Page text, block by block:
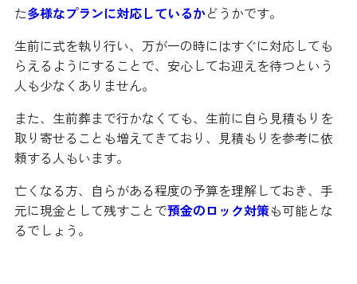
た多様なプランに対応しているかどうかです。
生前に式を執り行い、万が一の時にはすぐに対応しても
らえるようにすることで、安心してお迎えを待つという
人も少なくありません。
また、生前葬まで行かなくても、生前に自ら見積もりを
取り寄せることも増えてきており、見積もりを参考に依
頼する人もいます。
亡くなる方、自らがある程度の予算を理解しておき、手
元に現金として残すことで預金のロック対策も可能とな
るでしょう。